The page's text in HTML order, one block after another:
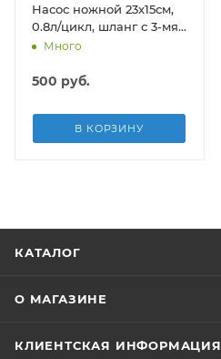
Насос ножной 23х15см,
0.8л/цикл, шланг с 3-мя
насадками
Много
500 руб.
В КОРЗИНУ
КАТАЛОГ
О МАГАЗИНЕ
КЛИЕНТСКАЯ ИНФОРМАЦИЯ